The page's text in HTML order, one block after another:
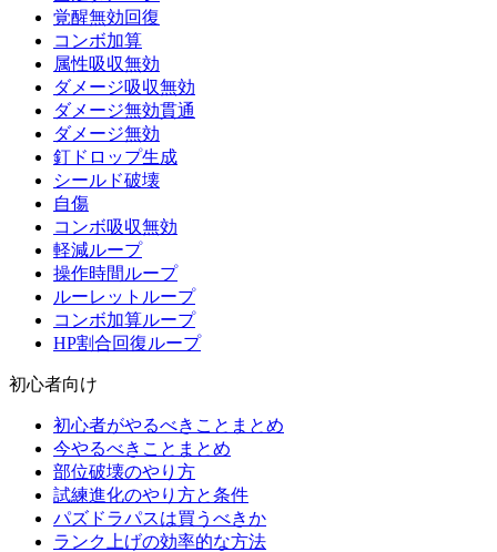
覚醒無効回復
コンボ加算
属性吸収無効
ダメージ吸収無効
ダメージ無効貫通
ダメージ無効
釘ドロップ生成
シールド破壊
自傷
コンボ吸収無効
軽減ループ
操作時間ループ
ルーレットループ
コンボ加算ループ
HP割合回復ループ
初心者向け
初心者がやるべきことまとめ
今やるべきことまとめ
部位破壊のやり方
試練進化のやり方と条件
パズドラパスは買うべきか
ランク上げの効率的な方法